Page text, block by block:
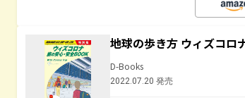
地球の歩き方 ウィズコロ
D-Books
2022.07.20 発売